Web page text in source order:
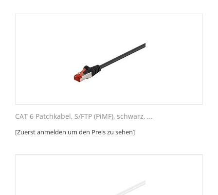
CAT 6 Patchkabel, S/FTP (PiMF), schwarz, ...
[Zuerst anmelden um den Preis zu sehen]